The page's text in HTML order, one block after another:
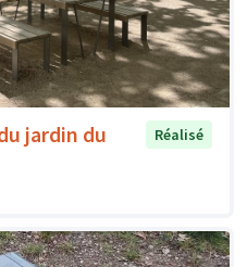
jardin du
Réalisé